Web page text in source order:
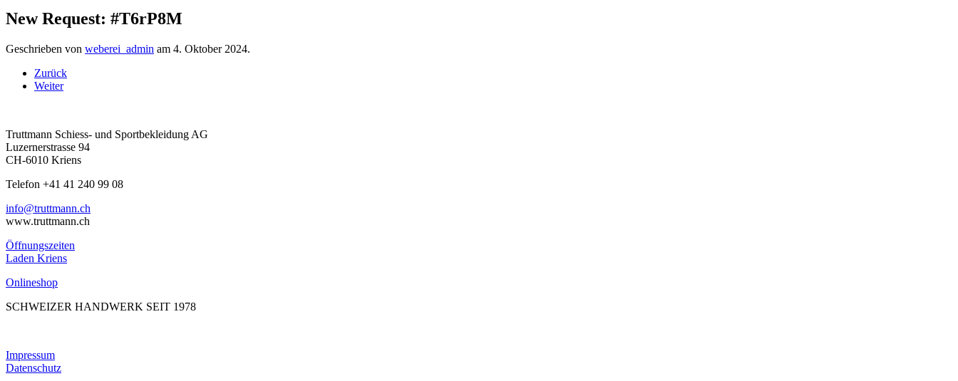
New Request: #T6rP8M
Geschrieben von weberei_admin am 4. Oktober 2024.
Zurück
Weiter
Truttmann Schiess- und Sportbekleidung AG
Luzernerstrasse 94
CH-6010 Kriens
Telefon +41 41 240 99 08
hc.nnamtturt@ofni
www.truttmann.ch
Öffnungszeiten
Laden Kriens
Onlineshop
SCHWEIZER HANDWERK SEIT 1978
Impressum
Datenschutz